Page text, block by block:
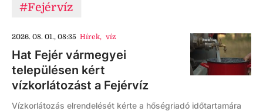
#Fejérvíz
2026. 08. 01., 08:35 Hírek, víz
Hat Fejér vármegyei
településen kért
vízkorlátozást a Fejérvíz
Vízkorlátozás elrendelését kérte a hőségriadó időtartamára